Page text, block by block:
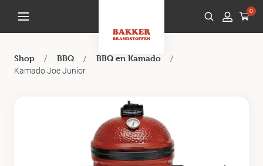
0
Shop / BBQ / BBQ en Kamado
/
Kamado Joe Junior